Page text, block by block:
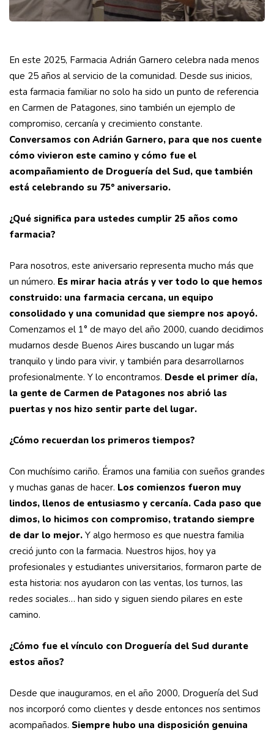
En este 2025, Farmacia Adrián Garnero celebra nada menos
que 25 años al servicio de la comunidad. Desde sus inicios,
esta farmacia familiar no solo ha sido un punto de referencia
en Carmen de Patagones, sino también un ejemplo de
compromiso, cercanía y crecimiento constante.
Conversamos con Adrián Garnero, para que nos cuente
cómo vivieron este camino y cómo fue el
acompañamiento de Droguería del Sud, que también
está celebrando su 75° aniversario.
¿Qué significa para ustedes cumplir 25 años como
farmacia?
Para nosotros, este aniversario representa mucho más que
un número. Es mirar hacia atrás y ver todo lo que hemos
construido: una farmacia cercana, un equipo
consolidado y una comunidad que siempre nos apoyó.
Comenzamos el 1° de mayo del año 2000, cuando decidimos
mudarnos desde Buenos Aires buscando un lugar más
tranquilo y lindo para vivir, y también para desarrollarnos
profesionalmente. Y lo encontramos. Desde el primer día,
la gente de Carmen de Patagones nos abrió las
puertas y nos hizo sentir parte del lugar.
¿Cómo recuerdan los primeros tiempos?
Con muchísimo cariño. Éramos una familia con sueños grandes
y muchas ganas de hacer. Los comienzos fueron muy
lindos, llenos de entusiasmo y cercanía. Cada paso que
dimos, lo hicimos con compromiso, tratando siempre
de dar lo mejor. Y algo hermoso es que nuestra familia
creció junto con la farmacia. Nuestros hijos, hoy ya
profesionales y estudiantes universitarios, formaron parte de
esta historia: nos ayudaron con las ventas, los turnos, las
redes sociales… han sido y siguen siendo pilares en este
camino.
¿Cómo fue el vínculo con Droguería del Sud durante
estos años?
Desde que inauguramos, en el año 2000, Droguería del Sud
nos incorporó como clientes y desde entonces nos sentimos
acompañados. Siempre hubo una disposición genuina